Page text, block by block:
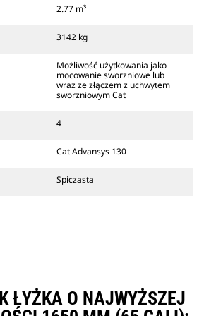
zasięgu wzroku operatora.
Cat są zgodne z gąsienicowymi
koparkami kołowymi. Dostępne są
również złącza o szerokościach do
kopania rowów.
systemem złączy wykorzystuje
Specjalne złącza są wyposażone w
służy do mocowania osprzętu.
2.77 m³
3142 kg
Możliwość użytkowania jako
mocowanie sworzniowe lub
wraz ze złączem z uchwytem
sworzniowym Cat
4
Cat Advansys 130
Spiczasta
ŁYŻKA O NAJWYŻSZEJ